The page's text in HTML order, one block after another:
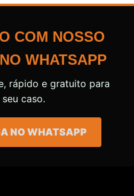
COM NOSSO
WHATSAPP
rápido e gratuito para
caso.
NO WHATSAPP